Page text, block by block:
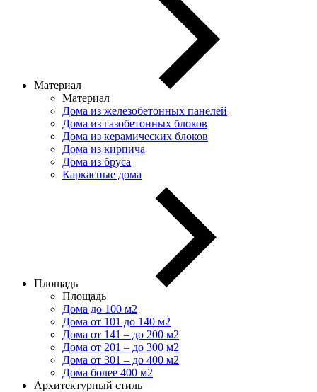
Материал
Материал
Дома из железобетонных панелей
Дома из газобетонных блоков
Дома из керамических блоков
Дома из кирпича
Дома из бруса
Каркасные дома
Площадь
Площадь
Дома до 100 м2
Дома от 101 до 140 м2
Дома от 141 – до 200 м2
Дома от 201 – до 300 м2
Дома от 301 – до 400 м2
Дома более 400 м2
Архитектурный стиль